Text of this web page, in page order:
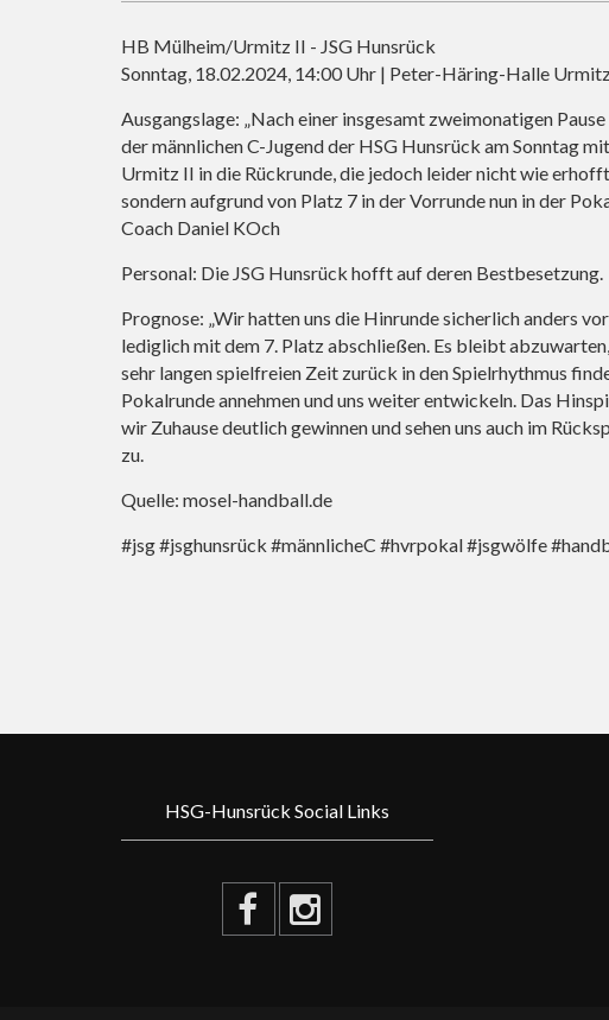
HB Mülheim/Urmitz II - JSG Hunsrück
Sonntag, 18.02.2024, 14:00 Uhr | Peter-Häring-Halle
Ausgangslage: „Nach einer insgesamt zweimonatigen
der männlichen C-Jugend der HSG Hunsrück am Sonntag
Urmitz II in die Rückrunde, die jedoch leider nicht wie
sondern aufgrund von Platz 7 in der Vorrunde nun in der
Coach Daniel KOch
Personal: Die JSG Hunsrück hofft auf deren Bestbesetzung.
Prognose: „Wir hatten uns die Hinrunde sicherlich anders
lediglich mit dem 7. Platz abschließen. Es bleibt
sehr langen spielfreien Zeit zurück in den Spielrhythmus
Pokalrunde annehmen und uns weiter entwickeln. Das
wir Zuhause deutlich gewinnen und sehen uns auch im
zu.
Quelle: mosel-handball.de
#jsg #jsghunsrück #männlicheC #hvrpokal #jsgwölfe
HSG-Hunsrück Social Links